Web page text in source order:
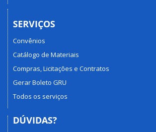
SERVIÇOS
Convênios
Catálogo de Materiais
Compras, Licitações e Contratos
Gerar Boleto GRU
Todos os serviços
DÚVIDAS?